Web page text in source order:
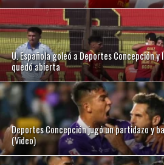
U. Española goleó a Deportes Concepción
quedó abierta
Deportes Concepción jugó un partidazo y
(Video)